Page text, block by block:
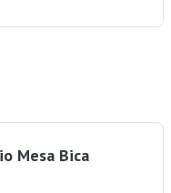
Mesa Bica